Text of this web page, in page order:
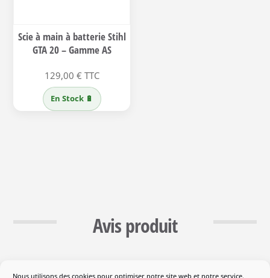
Nous utilisons des cookies pour optimiser notre site web et notre service.
Scie à main à batterie Stihl
GTA 20 – Gamme AS
129,00 € TTC
En Stock 🔋
Avis produit